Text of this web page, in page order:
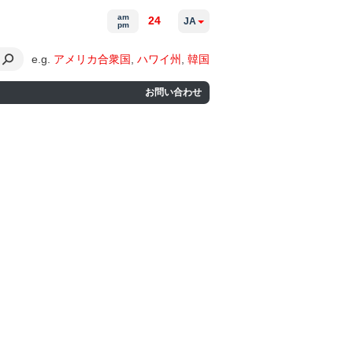
e.g. アメリカ合衆国 ハワイ州 韓国
お問い合わせ
am
pm
24 JA